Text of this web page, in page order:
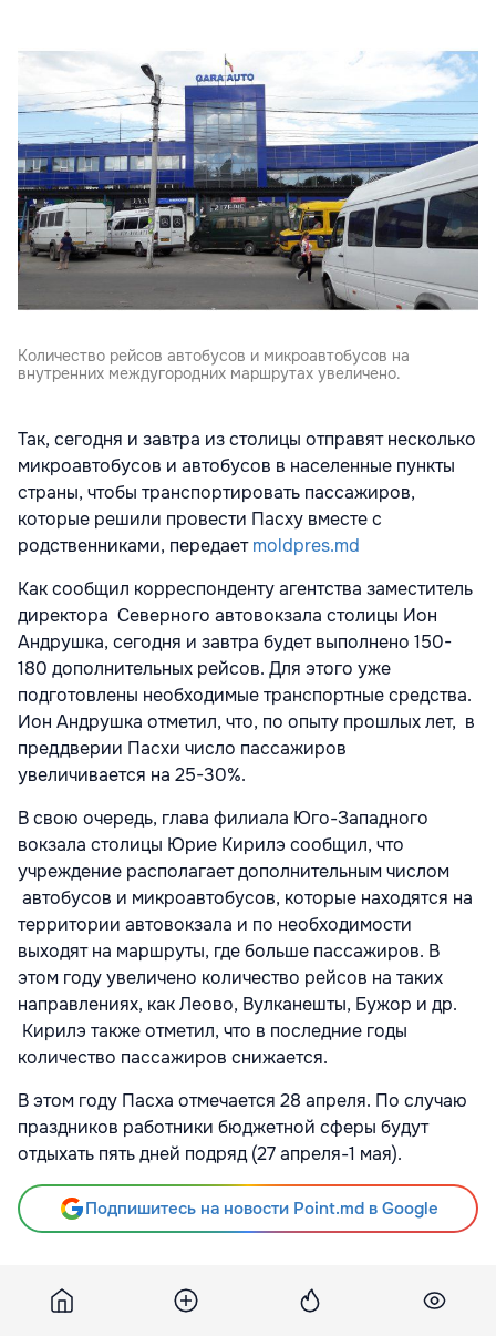
Количество рейсов автобусов и микроавтобусов на
внутренних междугородних маршрутах увеличено.
Так, сегодня и завтра из столицы отправят несколько
микроавтобусов и автобусов в населенные пункты
страны, чтобы транспортировать пассажиров,
которые решили провести Пасху вместе с
родственниками, передаетmoldpres.md
Как сообщил корреспонденту агентства заместитель
директора Северного автовокзала столицы Ион
Андрушка, сегодня и завтра будет выполнено 150-
180 дополнительных рейсов. Для этого уже
подготовлены необходимые транспортные средства.
Ион Андрушка отметил, что, по опыту прошлых лет, в
преддверии Пасхи число пассажиров
увеличивается на 25-30%.
В свою очередь, глава филиала Юго-Западного
вокзала столицы Юрие Кирилэ сообщил, что
учреждение располагает дополнительным числом
автобусов и микроавтобусов, которые находятся на
территории автовокзала и по необходимости
выходят на маршруты, где больше пассажиров. В
этом году увеличено количество рейсов на таких
направлениях, как Леово, Вулканешты, Бужор и др.
Кирилэ также отметил, что в последние годы
количество пассажиров снижается.
В этом году Пасха отмечается 28 апреля. По случаю
праздников работники бюджетной сферы будут
отдыхать пять дней подряд (27 апреля-1 мая).
Подпишитесь на новости Point.md в Google